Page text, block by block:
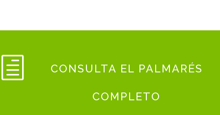
h CONSULTA EL PALMARÉS
COMPLETO